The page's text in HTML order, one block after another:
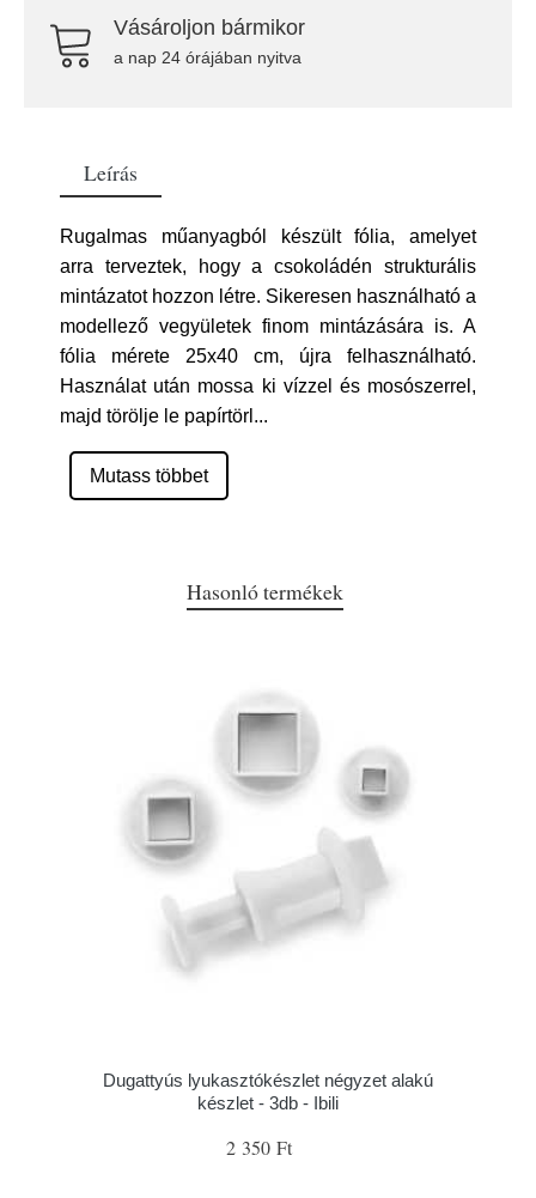
Vásároljon bármikor
a nap 24 órájában nyitva
Leírás
Rugalmas műanyagból készült fólia, amelyet
arra terveztek, hogy a csokoládén strukturális
mintázatot hozzon létre. Sikeresen használható a
modellező vegyületek finom mintázására is. A
fólia mérete 25x40 cm, újra felhasználható.
Használat után mossa ki vízzel és mosószerrel,
majd törölje le papírtörl ...
Mutass többet
Hasonló termékek
Dugattyús lyukasztókészlet négyzet alakú
készlet - 3db - Ibili
2 350 Ft